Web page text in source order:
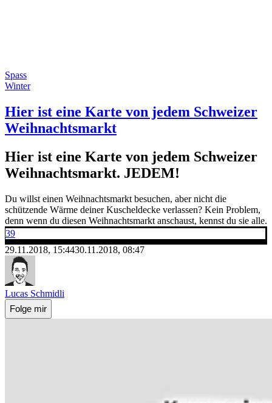
Spass
Winter
Hier ist eine Karte von jedem Schweizer
Weihnachtsmarkt
Hier ist eine Karte von jedem Schweizer
Weihnachtsmarkt. JEDEM!
Du willst einen Weihnachtsmarkt besuchen, aber nicht die
schützende Wärme deiner Kuscheldecke verlassen? Kein Problem,
denn wenn du diesen Weihnachtsmarkt anschaust, kennst du sie alle.
39
29.11.2018, 15:4430.11.2018, 08:47
Lucas Schmidli
Folge mir